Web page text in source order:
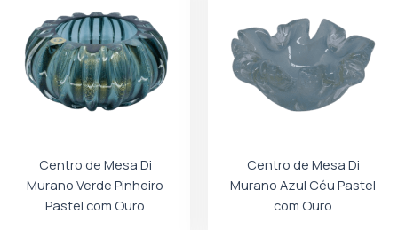
Centro de Mesa Di
Murano Verde Pinheiro
Pastel com Ouro
Centro de Mesa Di
Murano Azul Céu Pastel
com Ouro